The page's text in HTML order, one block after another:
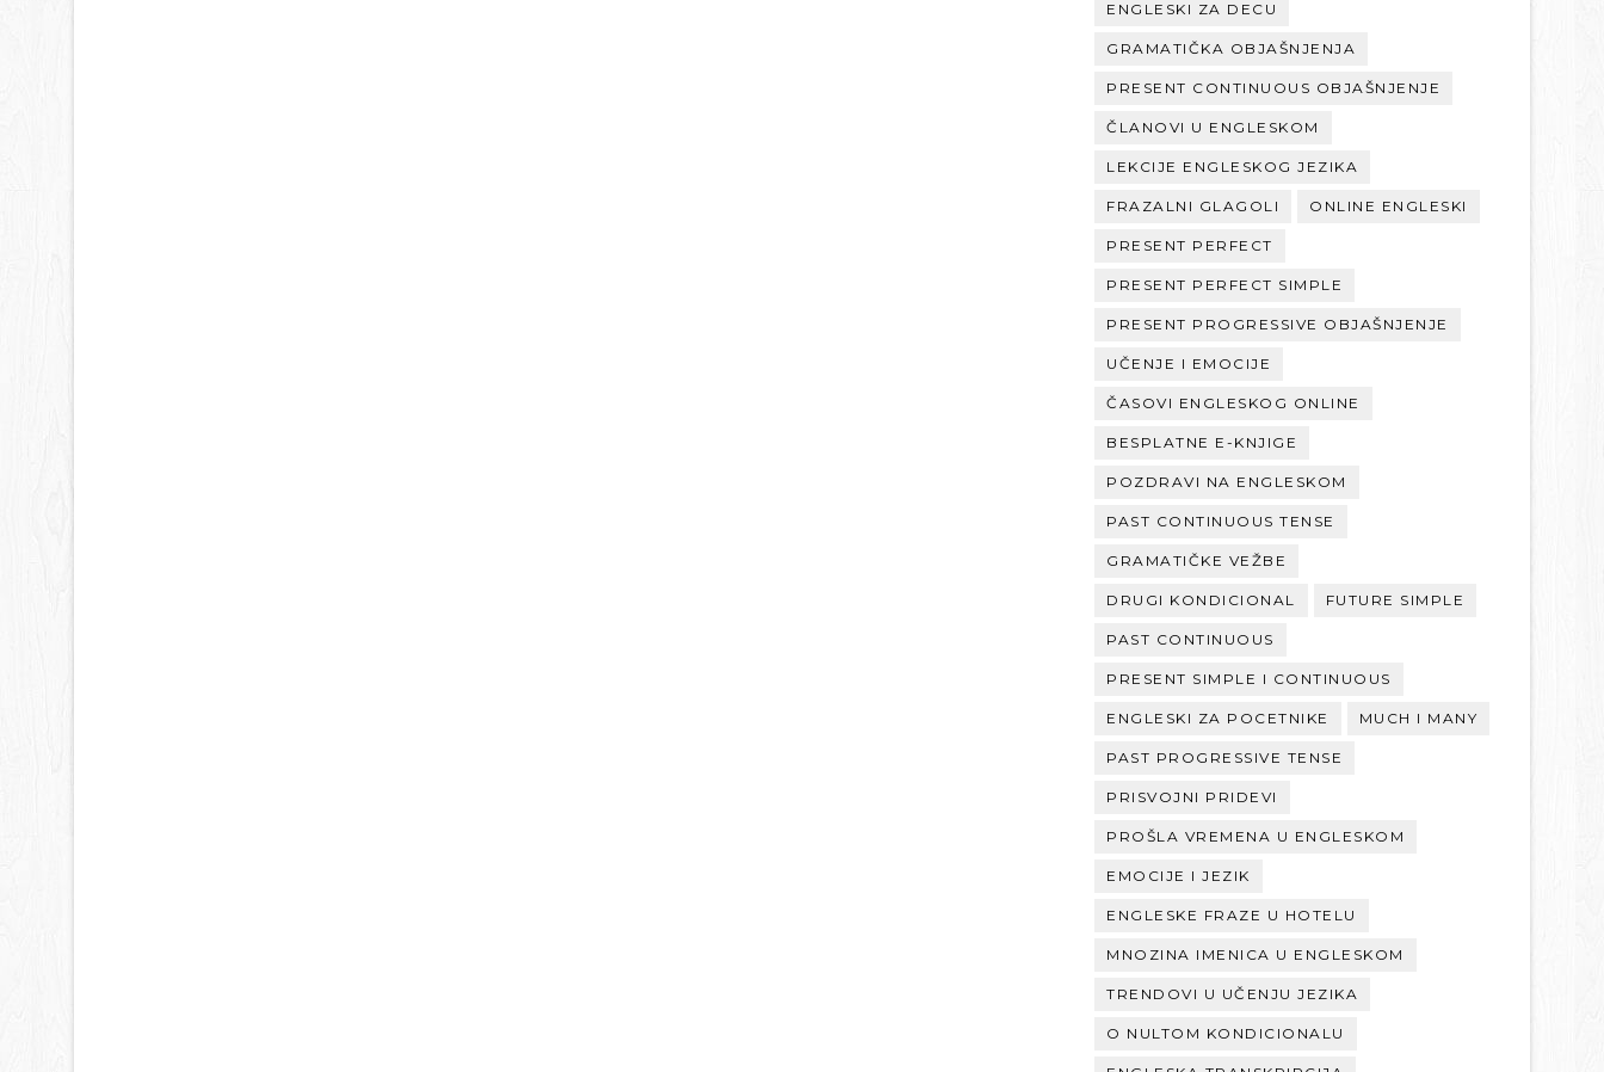
ENGLESKI ZA DECU
GRAMATIČKA OBJAŠNJENJA
PRESENT CONTINUOUS OBJAŠNJENJE
ČLANOVI U ENGLESKOM
LEKCIJE ENGLESKOG JEZIKA
FRAZALNI GLAGOLI ONLINE ENGLESKI
PRESENT PERFECT
PRESENT PERFECT SIMPLE
PRESENT PROGRESSIVE OBJAŠNJENJE
UČENJE I EMOCIJE
ČASOVI ENGLESKOG ONLINE
BESPLATNE E-KNJIGE
POZDRAVI NA ENGLESKOM
PAST CONTINUOUS TENSE
GRAMATIČKE VEŽBE
DRUGI KONDICIONAL FUTURE SIMPLE
PAST CONTINUOUS
PRESENT SIMPLE I CONTINUOUS
ENGLESKI ZA POCETNIKE MUCH I MANY
PAST PROGRESSIVE TENSE
PRISVOJNI PRIDEVI
PROŠLA VREMENA U ENGLESKOM
EMOCIJE I JEZIK
ENGLESKE FRAZE U HOTELU
MNOZINA IMENICA U ENGLESKOM
TRENDOVI U UČENJU JEZIKA
O NULTOM KONDICIONALU